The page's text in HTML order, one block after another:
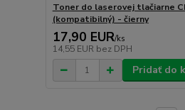
Toner do laserovej tlačiarne
(kompatibilný) - čierny
17,90 EUR/ks
14,55 EUR bez DPH
Pridať do